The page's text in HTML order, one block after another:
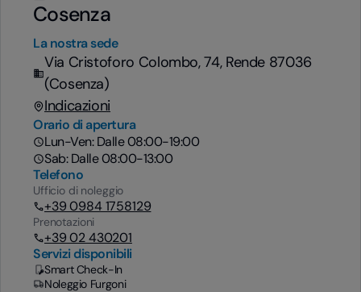
Cosenza
La nostra sede
Via Cristoforo Colombo, 74, Rende 87036
(Cosenza)
Indicazioni
Orario di apertura
Lun-Ven: Dalle 08:00-19:00
Sab: Dalle 08:00-13:00
Telefono
Ufficio di noleggio
+39 0984 1758129
Prenotazioni
+39 02 430201
Servizi disponibili
Smart Check-In
Noleggio Furgoni